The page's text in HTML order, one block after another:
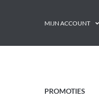
MIJN ACCOUNT
PROMOTIES